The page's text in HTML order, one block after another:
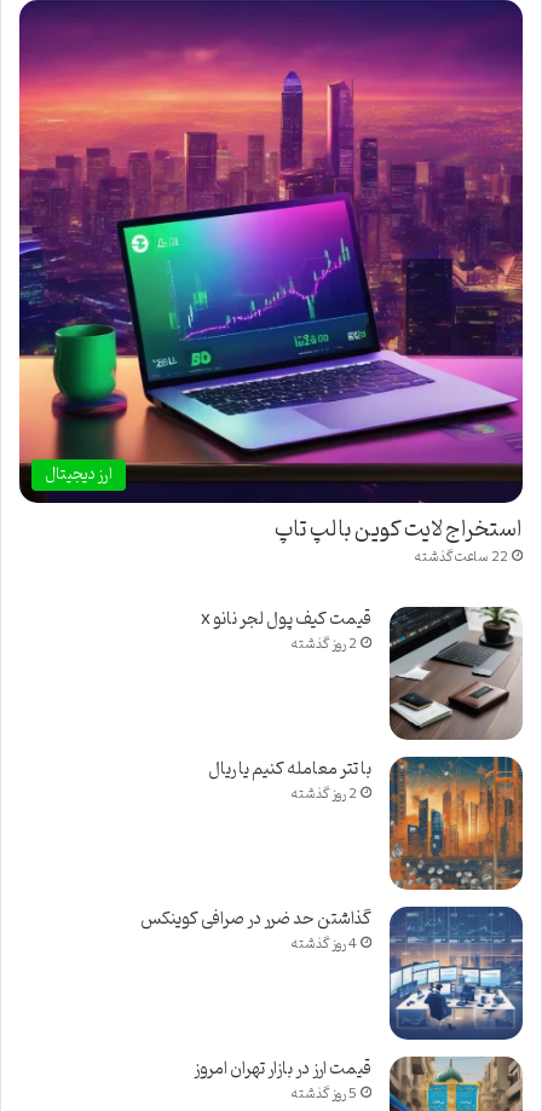
ارز دیجیتال
استخراج لایت کوین با لپ تاپ
22 ساعت گذشته
قیمت کیف پول لجر نانو x
2 روز گذشته
با تتر معامله کنیم یا ریال
2 روز گذشته
گذاشتن حد ضرر در صرافی کوینکس
4 روز گذشته
قيمت ارز در بازار تهران امروز
5 روز گذشته